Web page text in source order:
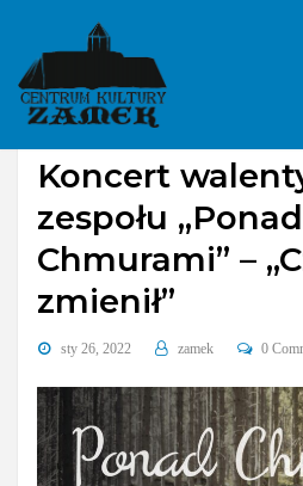
content
Bez kategorii
Koncert
zespołu „Ponad
Chmurami” –
zmienił”
sty 26, 2022 zamek 0